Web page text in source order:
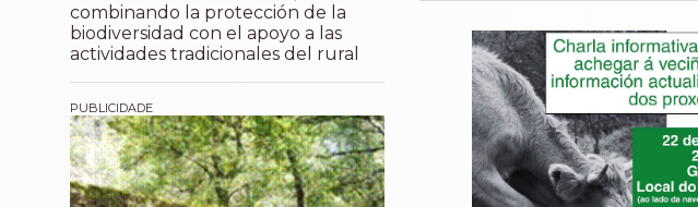
combinando la protección de la
biodiversidad con el apoyo a las
actividades tradicionales del rural